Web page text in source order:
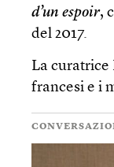
d’un espoir,
del 2017.
La curatrice
francesi e i